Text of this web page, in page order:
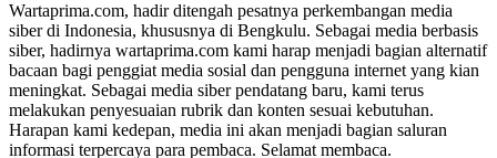
Wartaprima.com, hadir ditengah pesatnya perkembangan media
siber di Indonesia, khususnya di Bengkulu. Sebagai media berbasis
siber, hadirnya wartaprima.com kami harap menjadi bagian alternatif
bacaan bagi penggiat media sosial dan pengguna internet yang kian
meningkat. Sebagai media siber pendatang baru, kami terus
melakukan penyesuaian rubrik dan konten sesuai kebutuhan.
Harapan kami kedepan, media ini akan menjadi bagian saluran
informasi terpercaya para pembaca. Selamat membaca.